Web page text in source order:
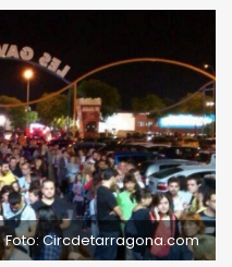
Foto: Circdetarragona.com